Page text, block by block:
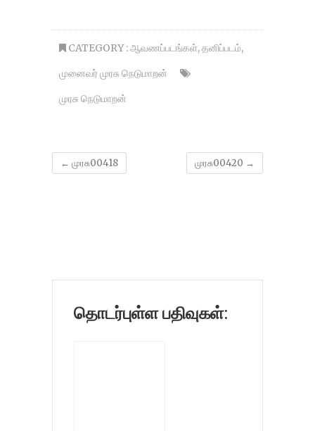
CATEGORY :ஆவணப்படங்கள்,தனிப்படம்,
முனைவர் முரசு நெடுமாறன்
முரசு நெடுமாறன்
← முரசு00418 முரசு00420 →
தொடர்புள்ள பதிவுகள்: